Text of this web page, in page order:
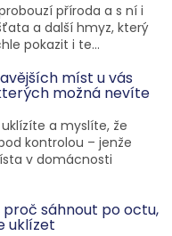
příroda a s ní i
a další hmyz, který
pokazit i te...
míst u vás
možná nevíte
a myslíte, že
kontrolou – jenže
v domácnosti
proč sáhnout po octu,
uklízet